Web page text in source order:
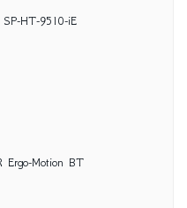
SP-HT-9510-iE
Ergo-Motion BT